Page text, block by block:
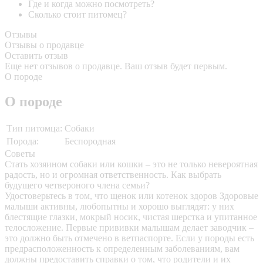
Где и когда можно посмотреть?
Сколько стоит питомец?
Отзывы
Отзывы о продавце
Оставить отзыв
Еще нет отзывов о продавце. Ваш отзыв будет первым.
О породе
О породе
Тип питомца: Собаки
Порода:
Беспородная
Советы
Стать хозяином собаки или кошки – это не только невероятная
радость, но и огромная ответственность. Как выбрать
будущего четвероного члена семьи?
Удостоверьтесь в том, что щенок или котенок здоров Здоровые
малыши активны, любопытны и хорошо выглядят: у них
блестящие глазки, мокрый носик, чистая шерстка и упитанное
телосложение. Первые прививки малышам делает заводчик –
это должно быть отмечено в ветпаспорте. Если у породы есть
предрасположенность к определенным заболеваниям, вам
должны предоставить справки о том, что родители и их